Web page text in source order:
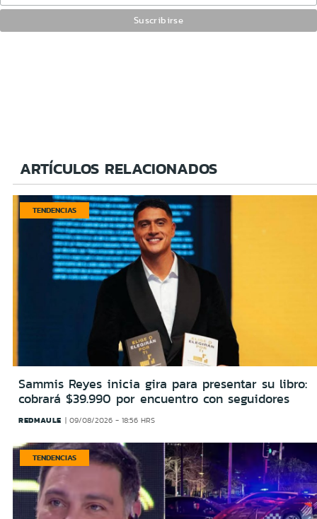
ARTÍCULOS RELACIONADOS
TENDENCIAS
Sammis Reyes inicia gira para presentar su libro:
cobrará $39.990 por encuentro con seguidores
REDMAULE 09/08/2026 - 18:56 HRS
TENDENCIAS